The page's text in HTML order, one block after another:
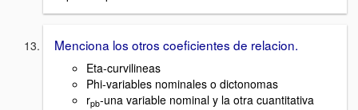
Menciona los otros coeficientes de relacion.
Eta-curvilineas
Phi-variables nominales o dictonomas
rpb-una variable nominal y la otra cuantitativa